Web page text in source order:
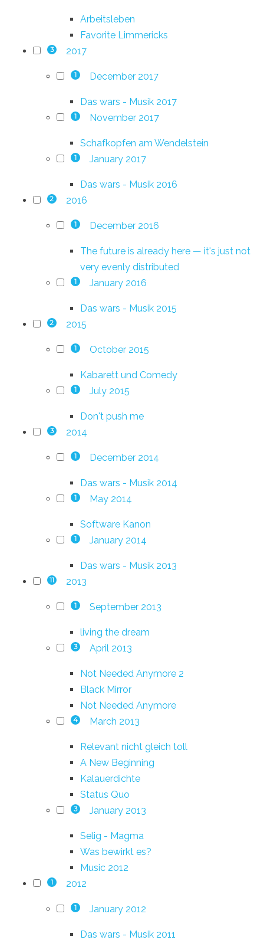
Arbeitsleben
Favorite Limmericks
3 2017
1 December 2017
Das wars - Musik 2017
1 November 2017
Schafkopfen am Wendelstein
1 January 2017
Das wars - Musik 2016
2 2016
1 December 2016
The future is already here — it's just not
very evenly distributed
1 January 2016
Das wars - Musik 2015
2 2015
1 October 2015
Kabarett und Comedy
1 July 2015
Don't push me
3 2014
1 December 2014
Das wars - Musik 2014
1 May 2014
Software Kanon
1 January 2014
Das wars - Musik 2013
11 2013
1 September 2013
living the dream
3 April 2013
Not Needed Anymore 2
Black Mirror
Not Needed Anymore
4 March 2013
Relevant nicht gleich toll
A New Beginning
Kalauerdichte
Status Quo
3 January 2013
Selig - Magma
Was bewirkt es?
Music 2012
1 2012
1 January 2012
Das wars - Musik 2011